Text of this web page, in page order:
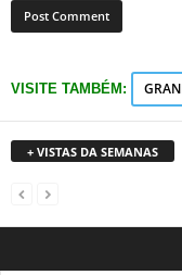
VISITE TAMBÉM:
+ VISTAS DA SEMANAS